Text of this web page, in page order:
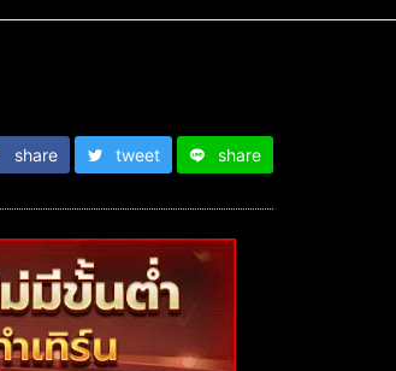
share tweet share